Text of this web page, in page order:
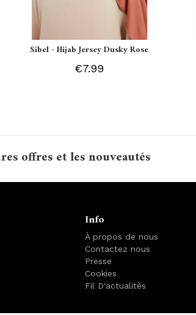
Sibel - Hijab Jersey Dusky Rose
€7.99
offres et les nouveautés
Info
À propos de nous
Contactez nous
Presse
Cookies
Fil D'actualitès